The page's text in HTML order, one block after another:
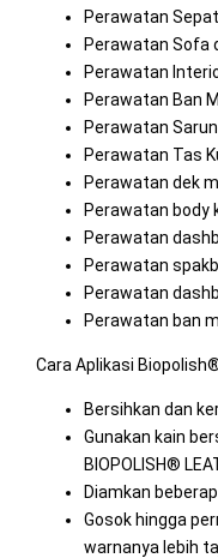
Perawatan
Perawatan Sofa
Perawatan
Perawatan Ban
Perawatan
Perawatan Tas
Perawatan dek
Perawatan body
Perawatan
Perawatan
Perawatan
Perawatan ban
Cara Aplikasi
Bersihkan dan
Gunakan kain
BIOPOLISH®
Diamkan
Gosok hingga
warnanya lebih